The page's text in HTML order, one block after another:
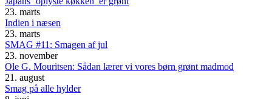
23. marts
Indien i næsen
23. marts
SMAG #11: Smagen af jul
23. november
Ole G. Mouritsen: Sådan lærer vi vores børn grønt madmod
21. august
Smag på alle hylder